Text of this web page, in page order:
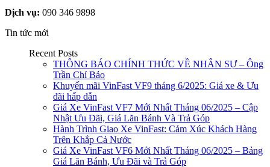
Dịch vụ: 090 346 9898
Tin tức mới
Recent Posts
THÔNG BÁO CHÍNH THỨC VỀ NHÂN SỰ – Ông
Trần Chí Bảo
Khuyến mãi VinFast VF9 tháng 6/2025: Giá xe & Ưu
đãi hấp dẫn
Giá Xe VinFast VF7 Mới Nhất Tháng 06/2025 – Cập
Nhật Ưu Đãi, Giá Lăn Bánh Và Trả Góp
Hành Trình Giao Xe VinFast: Cảm Xúc Khách Hàng
Trên Khắp Cả Nước
Giá Xe VinFast VF6 Mới Nhất Tháng 06/2025 – Bảng
Giá Lăn Bánh, Ưu Đãi và Trả Góp